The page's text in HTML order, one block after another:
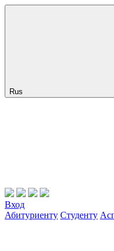
Rus
Вход
Абитуриенту Студенту